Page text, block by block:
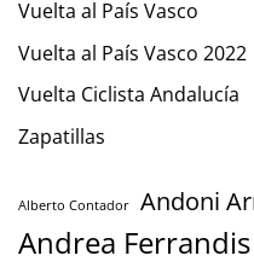
Vuelta al País Vasco
Vuelta al País Vasco 2022
Vuelta Ciclista Andalucía
Zapatillas
Alberto Contador Andoni
Andrea Ferrandis